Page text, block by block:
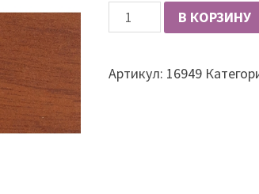
Количество
Кромка
с
В КОРЗИНУ
Артикул: 16949